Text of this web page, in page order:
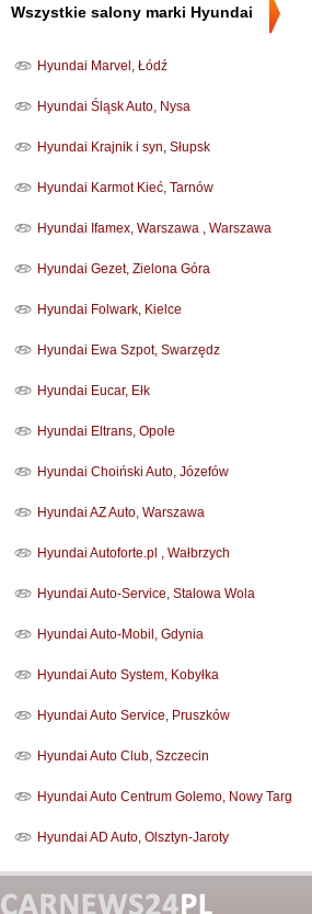
Wszystkie salony marki Hyundai
Hyundai Marvel, Łódź
Hyundai Śląsk Auto, Nysa
Hyundai Krajnik i syn, Słupsk
Hyundai Karmot Kieć, Tarnów
Hyundai Ifamex, Warszawa , Warszawa
Hyundai Gezet, Zielona Góra
Hyundai Folwark, Kielce
Hyundai Ewa Szpot, Swarzędz
Hyundai Eucar, Ełk
Hyundai Eltrans, Opole
Hyundai Choiński Auto, Józefów
Hyundai AZ Auto, Warszawa
Hyundai Autoforte.pl , Wałbrzych
Hyundai Auto-Service, Stalowa Wola
Hyundai Auto-Mobil, Gdynia
Hyundai Auto System, Kobyłka
Hyundai Auto Service, Pruszków
Hyundai Auto Club, Szczecin
Hyundai Auto Centrum Golemo, Nowy Targ
Hyundai AD Auto, Olsztyn-Jaroty